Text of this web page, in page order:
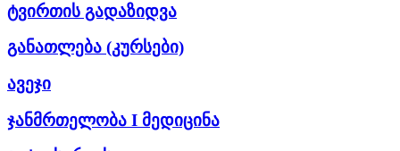
ტვირთის გადაზიდვა
განათლება (კურსები)
ავეჯი
ჯანმრთელობა I მედიცინა